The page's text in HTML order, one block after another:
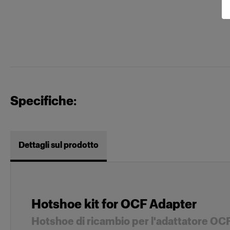
Specifiche:
Dettagli sul prodotto
Hotshoe kit for OCF Adapter
Hotshoe di ricambio per l'adattatore